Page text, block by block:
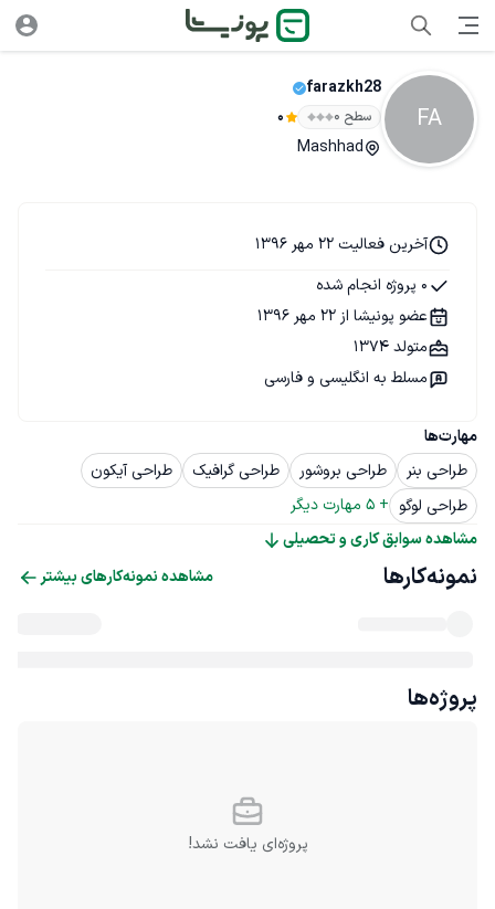
FA
farazkh28
سطح ۰ 0
Mashhad
مهارت‌ها
طراحی بنر
طراحی بروشور طراحی گرافیک
طراحی آیکون
طراحی لوگو +
5 مهارت دیگر
مشاهده سوابق کاری و تحصیلی
آخرین فعالیت 22 مهر 1396
0 پروژه انجام شده
عضو پونیشا از 22 مهر 1396
متولد 1374
مسلط به انگلیسی و فارسی
نمونه‌کارها مشاهده نمونه‌کارهای بیشتر
پروژه‌ها
پروژه‌ای یافت نشد!